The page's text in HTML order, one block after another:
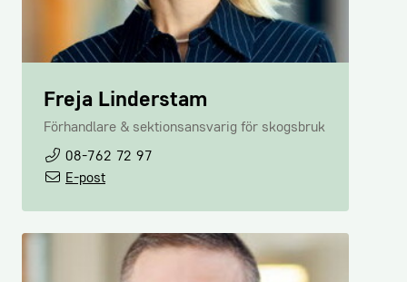
Freja Linderstam
Förhandlare & sektionsansvarig för skogsbruk
08-762 72 97
E-post